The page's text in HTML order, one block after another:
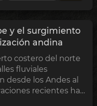
y el surgimiento
andina
costero del norte
fluviales
desde los Andes al
recientes han